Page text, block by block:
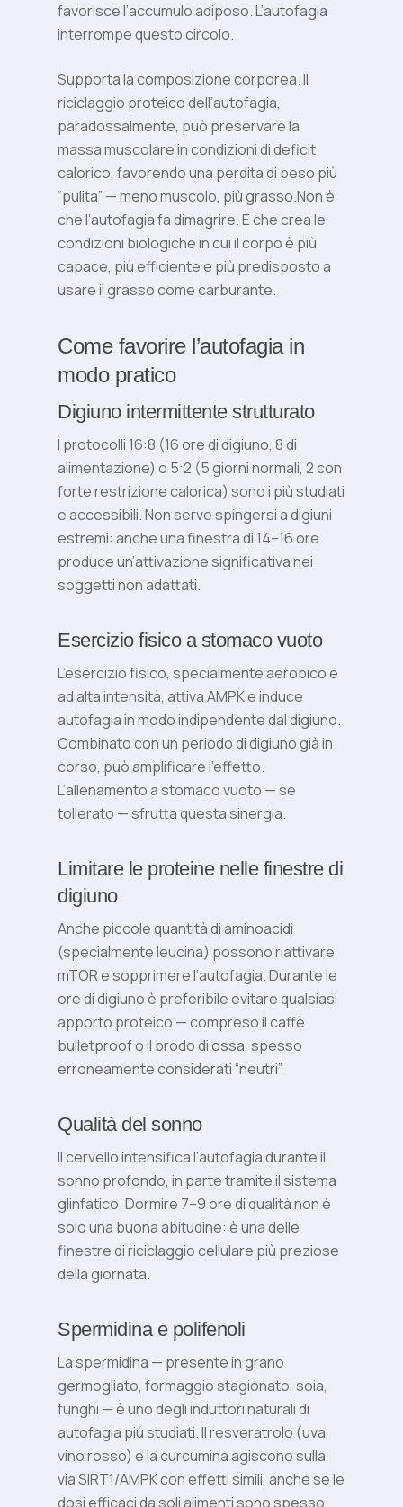
favorisce l’accumulo adiposo. L’autofagia
interrompe questo circolo.
Supporta la composizione corporea. Il
riciclaggio proteico dell’autofagia,
paradossalmente, può preservare la
massa muscolare in condizioni di deficit
calorico, favorendo una perdita di peso più
“pulita” — meno muscolo, più grasso.Non è
che l’autofagia fa dimagrire. È che crea le
condizioni biologiche in cui il corpo è più
capace, più efficiente e più predisposto a
usare il grasso come carburante.
Come favorire l’autofagia in
modo pratico
Digiuno intermittente strutturato
I protocolli 16:8 (16 ore di digiuno, 8 di
alimentazione) o 5:2 (5 giorni normali, 2 con
forte restrizione calorica) sono i più studiati
e accessibili. Non serve spingersi a digiuni
estremi: anche una finestra di 14–16 ore
produce un’attivazione significativa nei
soggetti non adattati.
Esercizio fisico a stomaco vuoto
L’esercizio fisico, specialmente aerobico e
ad alta intensità, attiva AMPK e induce
autofagia in modo indipendente dal digiuno.
Combinato con un periodo di digiuno già in
corso, può amplificare l’effetto.
L’allenamento a stomaco vuoto — se
tollerato — sfrutta questa sinergia.
Limitare le proteine nelle finestre di
digiuno
Anche piccole quantità di aminoacidi
(specialmente leucina) possono riattivare
mTOR e sopprimere l’autofagia. Durante le
ore di digiuno è preferibile evitare qualsiasi
apporto proteico — compreso il caffè
bulletproof o il brodo di ossa, spesso
erroneamente considerati “neutri”.
Qualità del sonno
Il cervello intensifica l’autofagia durante il
sonno profondo, in parte tramite il sistema
glinfatico. Dormire 7–9 ore di qualità non è
solo una buona abitudine: è una delle
finestre di riciclaggio cellulare più preziose
della giornata.
Spermidina e polifenoli
La spermidina — presente in grano
germogliato, formaggio stagionato, soia,
funghi — è uno degli induttori naturali di
autofagia più studiati. Il resveratrolo (uva,
vino rosso) e la curcumina agiscono sulla
via SIRT1/AMPK con effetti simili, anche se le
dosi efficaci da soli alimenti sono spesso